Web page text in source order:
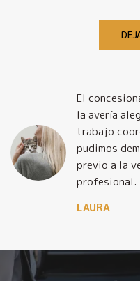
El
la avería
trabajo
pudimos
previo a la
profesional.
LAURA